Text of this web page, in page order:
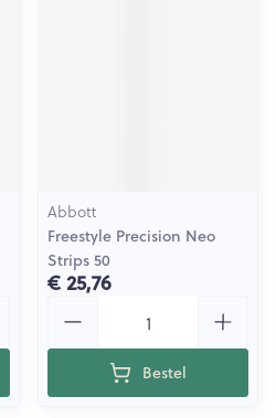
Abbott
Freestyle Precision Neo
Strips 50
€ 25,76
Bestel